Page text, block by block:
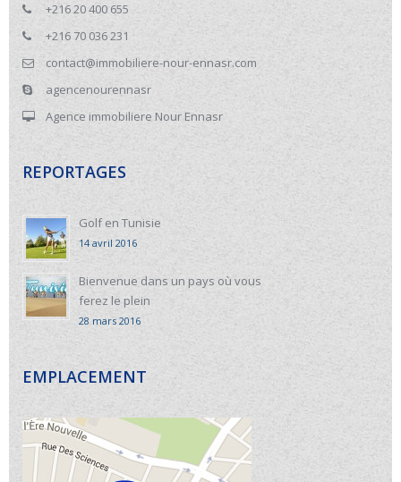
+216 20 400 655
+216 70 036 231
contact@immobiliere-nour-ennasr.com
agencenourennasr
Agence immobiliere Nour Ennasr
REPORTAGES
Golf en Tunisie
14 avril 2016
Bienvenue dans un pays où vous
ferez le plein
28 mars 2016
EMPLACEMENT